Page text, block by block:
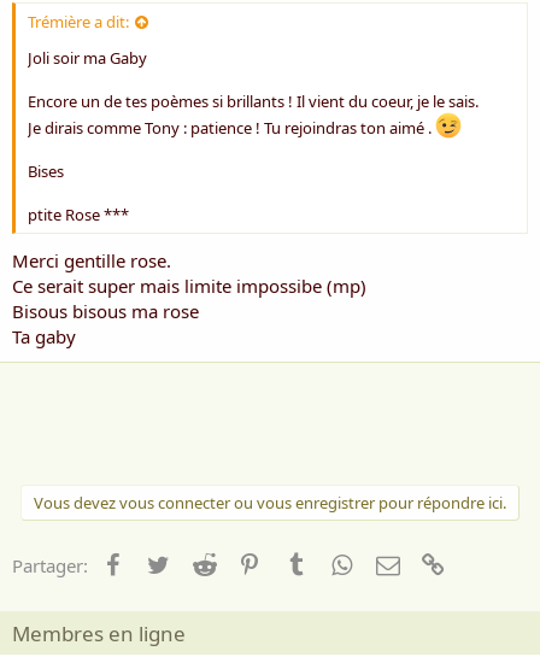
Trémière a dit:
Joli soir ma Gaby
Encore un de tes poèmes si brillants ! Il vient du coeur, je le sais.
Je dirais comme Tony : patience ! Tu rejoindras ton aimé .
Bises
ptite Rose ***
Merci gentille rose.
Ce serait super mais limite impossibe (mp)
Bisous bisous ma rose
Ta gaby
Vous devez vous connecter ou vous enregistrer pour répondre ici.
Partager: Facebook
TwitterReddit PinterestTumblrWhatsApp
Email
Membres en ligne